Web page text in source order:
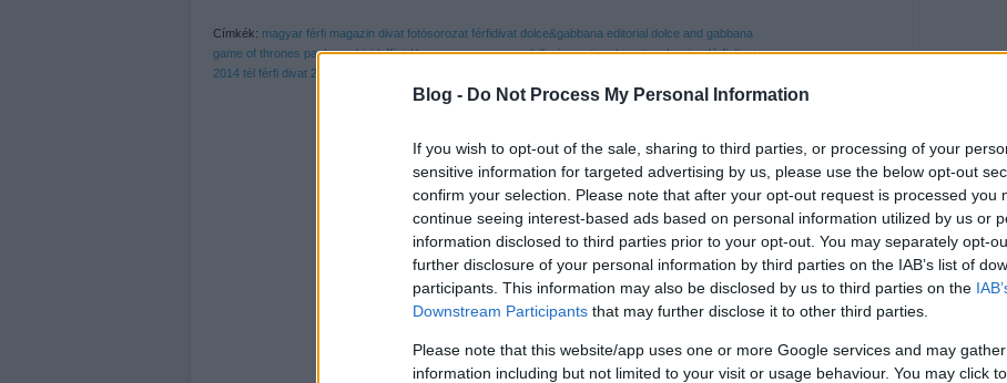
Blog - Do Not Process My Personal Information
If you wish to opt-out of the sale, sharing to third parties, or processing of your
sensitive information for targeted advertising by us, please use the below opt-out
confirm your selection. Please note that after your opt-out request is processed you
continue seeing interest-based ads based on personal information utilized by us or
information disclosed to third parties prior to your opt-out. You may separately opt-
further disclosure of your personal information by third parties on the IAB’s list of
participants. This information may also be disclosed by us to third parties on the
Downstream Participants that may further disclose it to other third parties.
Please note that this website/app uses one or more Google services and may
information including but not limited to your visit or usage behaviour. You may click
Címkék: magyar férfi magazin divat fotósorozat férfidivat dolce&gabbana editorial dolce and gabbana
game of thrones paolo anchisi lofficiel hommes magyar modell misa patinszki patinszki misa férfi divat
2014 tél férfi divat 2014 ősz